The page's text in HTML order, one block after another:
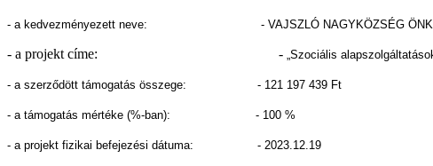
- a kedvezményezett neve: - VAJSZLÓ NAGYKÖZSÉG
- a projekt címe: - „Szociális
- a szerződött támogatás összege: - 121 197 439 Ft
- a támogatás mértéke (%-ban): - 100 %
- a projekt fizikai befejezési dátuma: - 2023.12.19